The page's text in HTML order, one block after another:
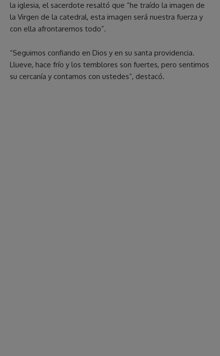
la iglesia, el sacerdote resaltó que “he traído la imagen de
la Virgen de la catedral, esta imagen será nuestra fuerza y
con ella afrontaremos todo”.
“Seguimos confiando en Dios y en su santa providencia.
Llueve, hace frío y los temblores son fuertes, pero sentimos
su cercanía y contamos con ustedes”, destacó.